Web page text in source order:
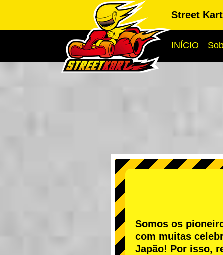
Street
INÍCIO
Somos os
com muitas
Japão! Por isso,